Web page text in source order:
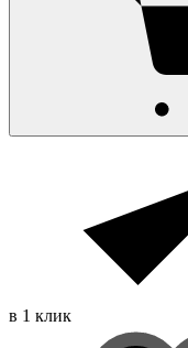
в 1 клик